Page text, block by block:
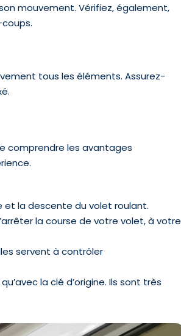
mouvement. Vérifiez, également,
tous les éléments. Assurez-
comprendre les avantages
la descente du volet roulant.
la course de votre volet, à votre
servent à contrôler
la clé d’origine. Ils sont très